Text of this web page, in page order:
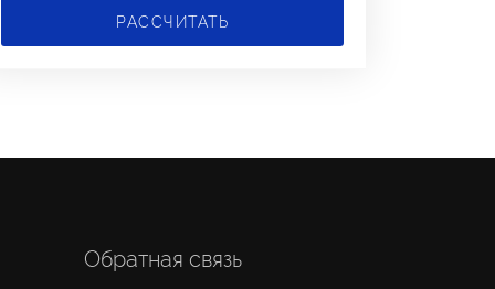
РАССЧИТАТЬ
Обратная связь